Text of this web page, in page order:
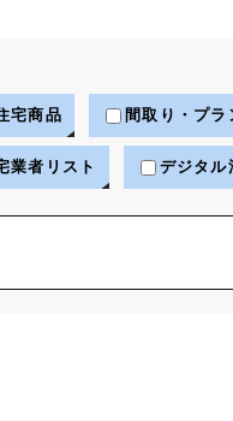
宅商品 間取り・プラ
業者リスト デジタル